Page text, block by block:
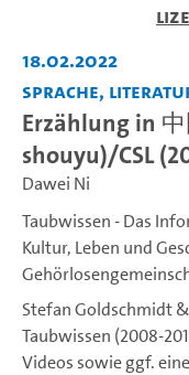
18.02.2022
Sprache,
Erzählung in
shouyu)/CSL
Dawei Ni
Taubwissen - Das
Kultur, Leben und
Stefan Goldschmidt
Taubwissen (2008-
Videos sowie ggf.